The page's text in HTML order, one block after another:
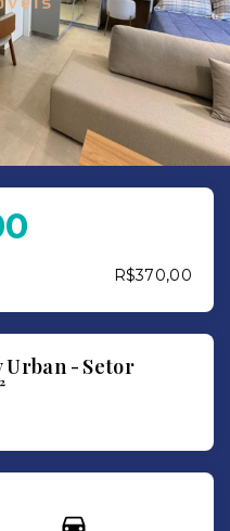
R$370,00
Urban - Setor